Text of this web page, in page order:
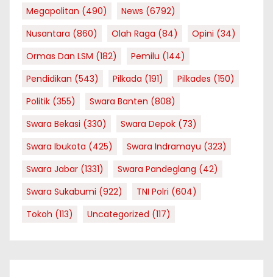
Megapolitan (490) News (6792)
Nusantara (860) Olah Raga (84) Opini (34)
Ormas Dan LSM (182) Pemilu (144)
Pendidikan (543) Pilkada (191) Pilkades (150)
Politik (355) Swara Banten (808)
Swara Bekasi (330) Swara Depok (73)
Swara Ibukota (425) Swara Indramayu (323)
Swara Jabar (1331) Swara Pandeglang (42)
Swara Sukabumi (922) TNI Polri (604)
Tokoh (113) Uncategorized (117)